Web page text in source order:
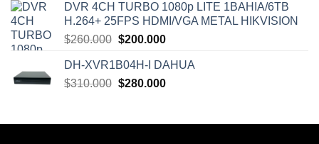
original
era:
$310.000.
actual
es:
$300.000.
DVR 4CH TURBO 1080p LITE 1BAHIA/6TB
H.264+ 25FPS HDMI/VGA METAL HIKVISION
$260.000 El
original
era:
$200.000El
actual
es:
DH-XVR1B04H-I DAHUA
$310.000 El
era:
$280.000El
es: